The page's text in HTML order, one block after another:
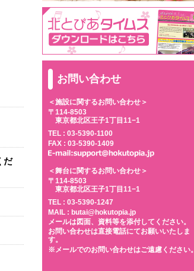
だ
お問い合わせ
＜施設に関するお問い合わせ＞
〒114-8503
東京都北区王子1丁目11−1
TEL : 03-5390-1100
FAX : 03-5390-1409
＜舞台に関するお問い合わせ＞
〒114-8503
東京都北区王子1丁目11−1
TEL : 03-5390-1247
MAIL : butai@hokutopia.jp
メールは図面、資料等を添付してください。
お問い合わせは直接電話にてお願いいたしま
す。
※メールでのお問い合わせはご遠慮ください。